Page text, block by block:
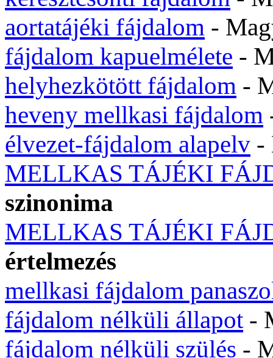
aortatájéki fájdalom -
fájdalom kapuelmélete -
helyhezkötött fájdalom -
heveny mellkasi fájdalom
élvezet-fájdalom alapelv -
MELLKAS TÁJÉKI
szinonima
MELLKAS TÁJÉKI
értelmezés
mellkasi fájdalom
fájdalom nélküli állapot-
fájdalom nélküli szülés -